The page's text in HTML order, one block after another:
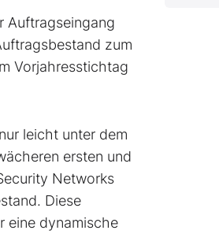
Auftragseingang
zum
Vorjahresstichtag
leicht unter dem
ersten und
Networks
Diese
eine dynamische